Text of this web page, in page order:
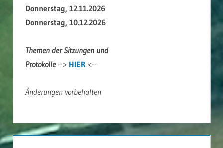
Donnerstag, 12.11.2026
Donnerstag, 10.12.2026
Themen der Sitzungen und
Protokolle--> HIER <--
Änderungen vorbehalten